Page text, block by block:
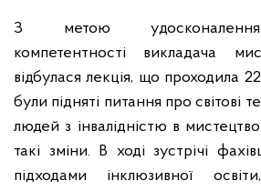
З метою удосконалення
компетентності викладача
відбулася лекція, що проходила
були підняті питання про світові
людей з інвалідністю в
такі зміни. В ході зустрічі
підходами інклюзивної